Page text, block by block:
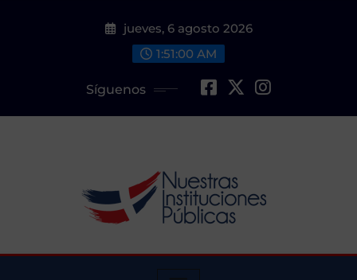
jueves, 6 agosto 2026
1:51:01 AM
Síguenos